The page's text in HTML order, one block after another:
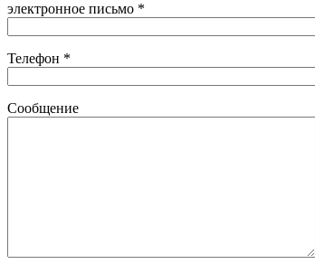
электронное письмо *
Телефон *
Сообщение